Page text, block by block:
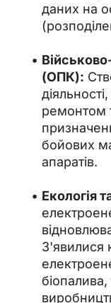
даних на
(ОПК):
ремонтом
бойових
апаратів.
Екологія
З'явилися